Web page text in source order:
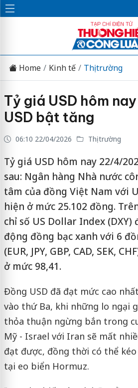
Home Kinh tế Thị trường
Tỷ giá USD hôm
USD bật tăng
06:10 22/04/2026 Thị trường
Tỷ giá USD hôm nay 22/4/
sau: Ngân hàng Nhà nước
tâm của đồng Việt Nam với
hiện ở mức 25.102 đồng.
chỉ số US Dollar Index
động đồng bạc xanh với 6
(EUR, JPY, GBP, CAD, SEK,
ở mức 98,41.
Đồng USD đã đạt mức cao
vào thứ Ba, khi những lo ngại
thỏa thuận ngừng bắn trong
Mỹ - Israel với Iran sẽ mất
đạt được, đồng thời có thể
tại eo biển Hormuz.